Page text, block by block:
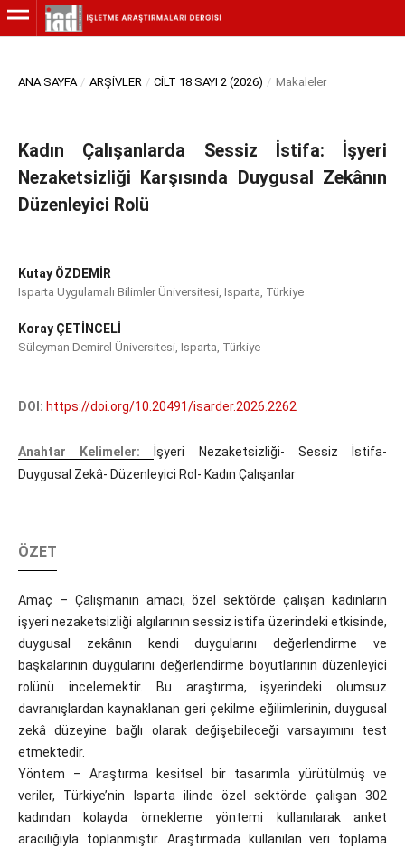
ANA SAYFA / ARŞIVLER / CILT 18 SAYI 2 (2026) / Makaleler
Kadın Çalışanlarda Sessiz İstifa: İşyeri
Nezaketsizliği Karşısında Duygusal Zekânın
Düzenleyici Rolü
Kutay ÖZDEMİR
Isparta Uygulamalı Bilimler Üniversitesi, Isparta, Türkiye
Koray ÇETİNCELİ
Süleyman Demirel Üniversitesi, Isparta, Türkiye
DOI: https://doi.org/10.20491/isarder.2026.2262
Anahtar Kelimeler:
İşyeri Nezaketsizliği- Sessiz İstifa-
Duygusal Zekâ- Düzenleyici Rol- Kadın Çalışanlar
ÖZET
Amaç – Çalışmanın amacı, özel sektörde çalışan kadınların
işyeri nezaketsizliği algılarının sessiz istifa üzerindeki etkisinde,
duygusal zekânın kendi duygularını değerlendirme ve
başkalarının duygularını değerlendirme boyutlarının düzenleyici
rolünü incelemektir. Bu araştırma, işyerindeki olumsuz
davranışlardan kaynaklanan geri çekilme eğilimlerinin, duygusal
zekâ düzeyine bağlı olarak değişebileceği varsayımını test
etmektedir.
Yöntem – Araştırma kesitsel bir tasarımla yürütülmüş ve
veriler, Türkiye’nin Isparta ilinde özel sektörde çalışan 302
kadından kolayda örnekleme yöntemi kullanılarak anket
aracılığıyla toplanmıştır. Araştırmada kullanılan veri toplama